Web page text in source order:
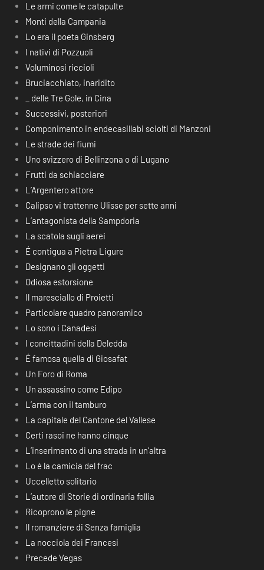
Le armi come le catapulte
Monti della Campania
Lo era il poeta Ginsberg
I nativi di Pozzuoli
Voluminosi riccioli
Bruciacchiato, inaridito
_ delle Tre Gole, in Cina
Successivi, posteriori
Componimento in endecasillabi sciolti di Manzoni
Le strade dei fiumi
Uno svizzero di Bellinzona o di Lugano
Frutti da schiacciare
L’Argentero attore
Calipso vi trattenne Ulisse per sette anni
L’antagonista della Sampdoria
La scatola sugli aerei
É contigua a Pietra Ligure
Designano gli oggetti
Odiosa estorsione
Il maresciallo di Proietti
Particolare quadro panoramico
Lo sono i Canadesi
I concittadini della Deledda
É famosa quella di Giosafat
Un Foro di Roma
Un assassino come Edipo
L’arma con il tamburo
La capitale del Cantone del Vallese
Certi rasoi ne hanno cinque
L’inserimento di una strada in un’altra
Lo è la camicia del frac
Uccelletto solitario
L’autore di Storie di ordinaria follia
Ricoprono le pigne
Il romanziere di Senza famiglia
La nocciola dei Francesi
Precede Vegas